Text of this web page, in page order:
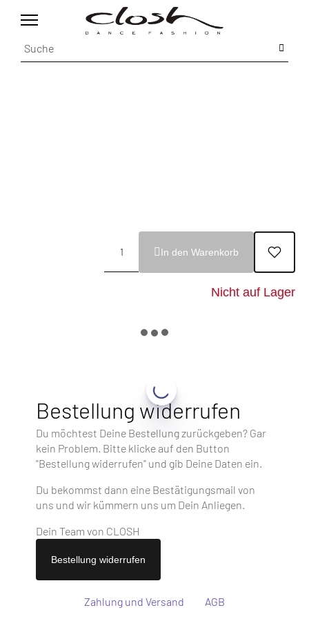
In den Warenkorb
Nicht auf Lager
Bestellung widerrufen
Du möchtest Deine Bestellung zurückgeben? Gar
kein Problem. Bitte klicke auf den Button
"Bestellung widerrufen" und gib Deine Daten ein.
Du bekommst dann eine Bestätigungsmail von
uns und wir kümmern uns um Dein Anliegen.
Dein Team von CLOSH
Bestellung widerrufen
Zahlung und Versand AGB